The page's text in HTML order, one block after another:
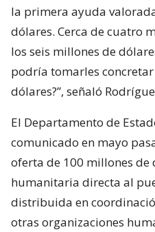
la primera ayuda
dólares. Cerca de cuatro
los seis millones de
podría tomarles
dólares?”, señaló
El Departamento de
comunicado en mayo
oferta de 100 millones de
humanitaria directa al
distribuida en
otras organizaciones